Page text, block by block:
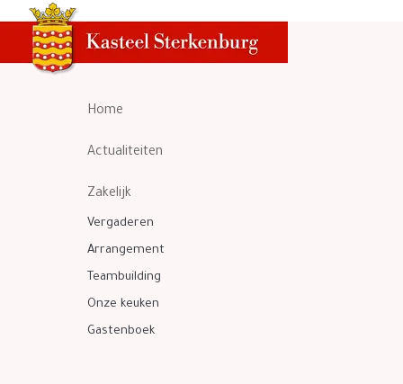
Home
Actualiteiten
Zakelijk
Vergaderen
Arrangement
Teambuilding
Onze keuken
Gastenboek